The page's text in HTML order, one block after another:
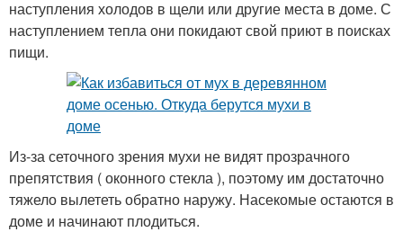
наступления холодов в щели или другие места в доме. С
наступлением тепла они покидают свой приют в поисках
пищи.
Из-за сеточного зрения мухи не видят прозрачного
препятствия ( оконного стекла ), поэтому им достаточно
тяжело вылететь обратно наружу. Насекомые остаются в
доме и начинают плодиться.